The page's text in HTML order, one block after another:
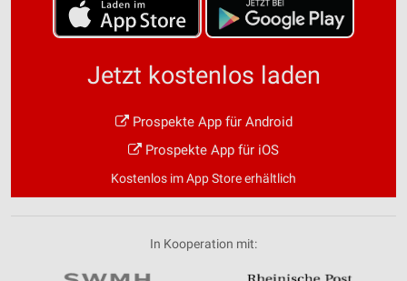
Jetzt kostenlos laden
Prospekte App für Android
Prospekte App für iOS
Kostenlos im App Store erhältlich
In Kooperation mit: